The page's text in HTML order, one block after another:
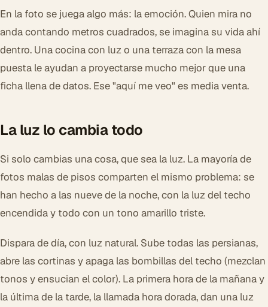
En la foto se juega algo más: la emoción. Quien mira no
anda contando metros cuadrados, se imagina su vida ahí
dentro. Una cocina con luz o una terraza con la mesa
puesta le ayudan a proyectarse mucho mejor que una
ficha llena de datos. Ese "aquí me veo" es media venta.
La luz lo cambia todo
Si solo cambias una cosa, que sea la luz. La mayoría de
fotos malas de pisos comparten el mismo problema: se
han hecho a las nueve de la noche, con la luz del techo
encendida y todo con un tono amarillo triste.
Dispara de día, con luz natural. Sube todas las persianas,
abre las cortinas y apaga las bombillas del techo (mezclan
tonos y ensucian el color). La primera hora de la mañana y
la última de la tarde, la llamada hora dorada, dan una luz